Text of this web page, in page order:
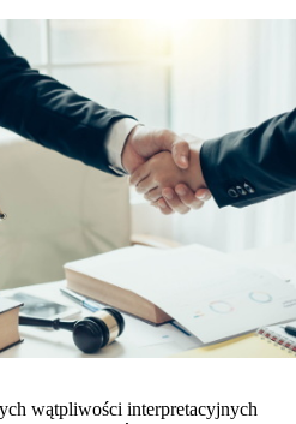
wątpliwości interpretacyjnych